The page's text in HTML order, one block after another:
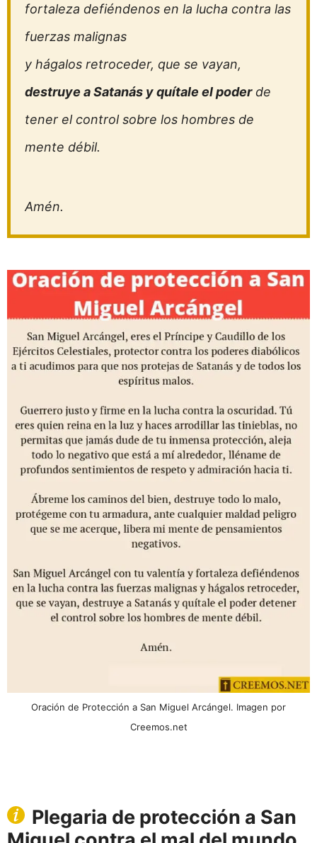
fortaleza defiéndenos en la lucha contra las
fuerzas malignas
y hágalos retroceder, que se vayan,
destruye a Satanás y quítale el poderde
tener el control sobre los hombres de
mente débil.
Amén.
Oración de Protección a San Miguel Arcángel. Imagen por
Creemos.net
Plegaria de protección a San